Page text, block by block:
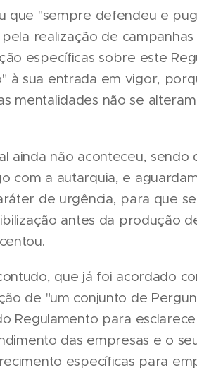
que "sempre defendeu e
realização de
específicas sobre este
à sua entrada em vigor,
mentalidades não se
ainda não aconteceu, sendo
com a autarquia, e
de urgência, para que
antes da produção
que já foi acordado
de "um conjunto de
Regulamento para
das empresas e o
específicas para